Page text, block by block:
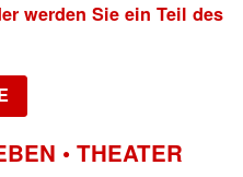
werden Sie ein Teil des
• THEATER